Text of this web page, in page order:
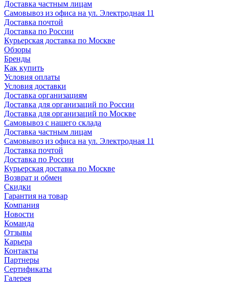
Доставка частным лицам
Самовывоз из офиса на ул. Электродная 11
Доставка почтой
Доставка по России
Курьерская доставка по Москве
Обзоры
Бренды
Как купить
Условия оплаты
Условия доставки
Доставка организациям
Доставка для организаций по России
Доставка для организаций по Москве
Самовывоз с нашего склада
Доставка частным лицам
Самовывоз из офиса на ул. Электродная 11
Доставка почтой
Доставка по России
Курьерская доставка по Москве
Возврат и обмен
Скидки
Гарантия на товар
Компания
Новости
Команда
Отзывы
Карьера
Контакты
Партнеры
Сертификаты
Галерея